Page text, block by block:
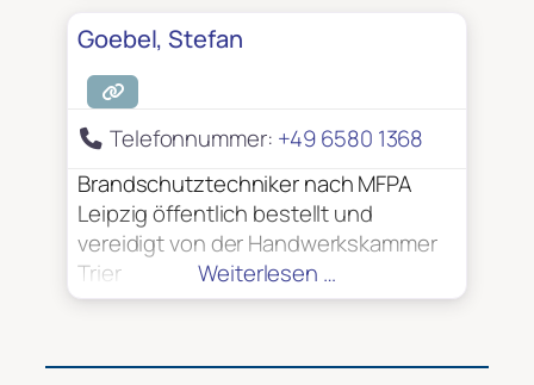
der Handwerkskammer zu Köln
Sachkundiger für Fluchttürsysteme
und Feststellanlagen VdS –
anerkannter Sachverständiger zur
Prüfung elektrischer Anlagen
Zertifiziert nach DIN 14675 für die
Planung, Projektierung und Abnahme
von Brandmeldeanlagen
Goebel, Stefan
Telefonnummer: +49 6580 1368
Brandschutztechniker nach MFPA
Leipzig öffentlich bestellt und
vereidigt von der Handwerkskammer
Trier
Weiterlesen …